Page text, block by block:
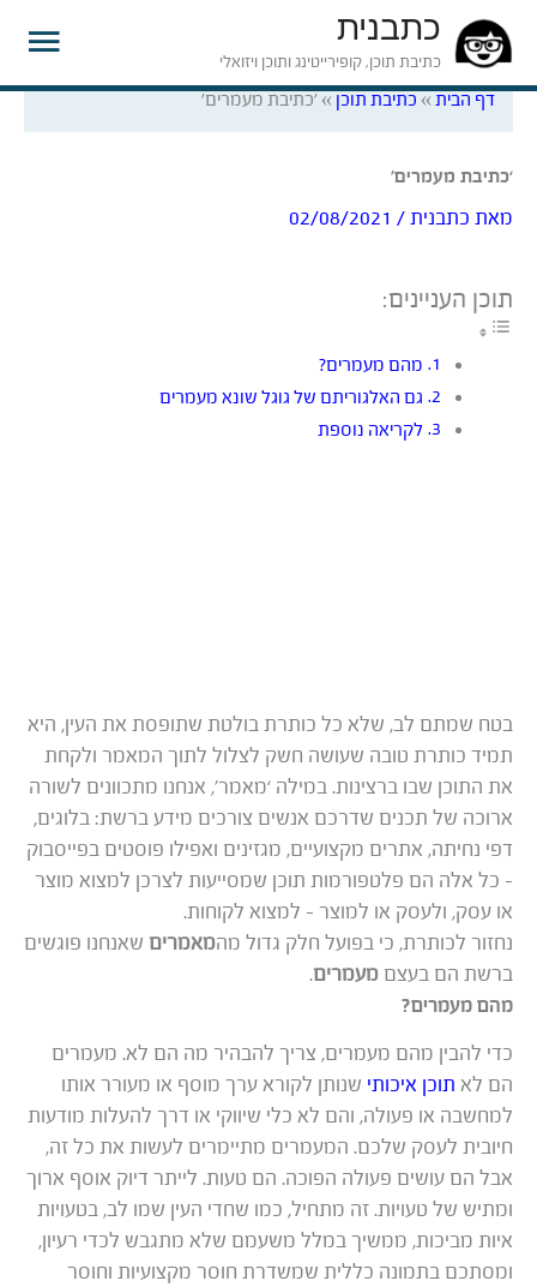
כתבנית
כתיבת תוכן, קופירייטינג ותוכן ויזואלי
דף הבית » כתיבת תוכן » 'כתיבת מעמרים'
‘כתיבת מעמרים’
מאת כתבנית/
02/08/2021
תוכן העניינים:
מהם מעמרים?
גם האלגוריתם של גוגל שונא מעמרים
לקריאה נוספת
בטח שמתם לב, שלא כל כותרת בולטת שתופסת את העין, היא
תמיד כותרת טובה שעושה חשק לצלול לתוך המאמר ולקחת
את התוכן שבו ברצינות. במילה ‘מאמר’, אנחנו מתכוונים לשורה
ארוכה של תכנים שדרכם אנשים צורכים מידע ברשת: בלוגים,
דפי נחיתה, אתרים מקצועיים, מגזינים ואפילו פוסטים בפייסבוק
– כל אלה הם פלטפורמות תוכן שמסייעות לצרכן למצוא מוצר
או עסק, ולעסק או למוצר – למצוא לקוחות.
נחזור לכותרת, כי בפועל חלק גדול מהמאמרים שאנחנו פוגשים
ברשת הם בעצם מעמרים.
מהם מעמרים?
כדי להבין מהם מעמרים, צריך להבהיר מה הם לא. מעמרים
הם לא תוכן איכותי שנותן לקורא ערך מוסף או מעורר אותו
למחשבה או פעולה, והם לא כלי שיווקי או דרך להעלות מודעות
חיובית לעסק שלכם. המעמרים מתיימרים לעשות את כל זה,
אבל הם עושים פעולה הפוכה. הם טעות. לייתר דיוק אוסף ארוך
ומתיש של טעויות. זה מתחיל, כמו שחדי העין שמו לב, בטעויות
איות מביכות, ממשיך במלל משעמם שלא מתגבש לכדי רעיון,
ומסתכם בתמונה כללית שמשדרת חוסר מקצועיות וחוסר